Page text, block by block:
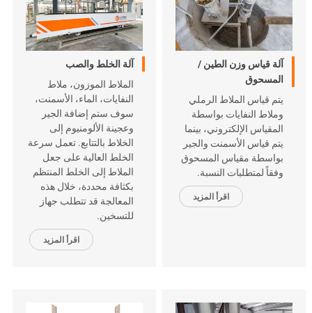
آلة قياس وزن الطين /
المسحوق
يتم قياس الملاط الرملي
وملاط النفايات بواسطة
المقياس الإلكتروني، بينما
يتم قياس الأسمنت والجير
بواسطة مقياس المسحوق
وفقاً لمتطلبات النسبة.
اقرأ المزيد
آلة الخلط والصب
الملاط الموزون، ملاط
النفايات، الماء، الأسمنت،
سوف ستم إضافة الجير
وعجينة الألومنيوم إلى
الخلاط بالتتابع. تعمل سرعة
الخلط العالية على جعل
الملاط إلى الخلط المنتظم
بكثافة محددة، خلال هذه
المعالجة قد تتطلب جهاز
للتسخين.
اقرأ المزيد